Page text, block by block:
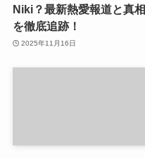
Niki？最新熱愛報道と真相
を徹底追跡！
2025年11月16日